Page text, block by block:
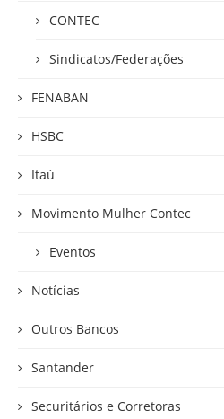
CONTEC
Sindicatos/Federações
FENABAN
HSBC
Itaú
Movimento Mulher Contec
Eventos
Notícias
Outros Bancos
Santander
Securitários e Corretoras